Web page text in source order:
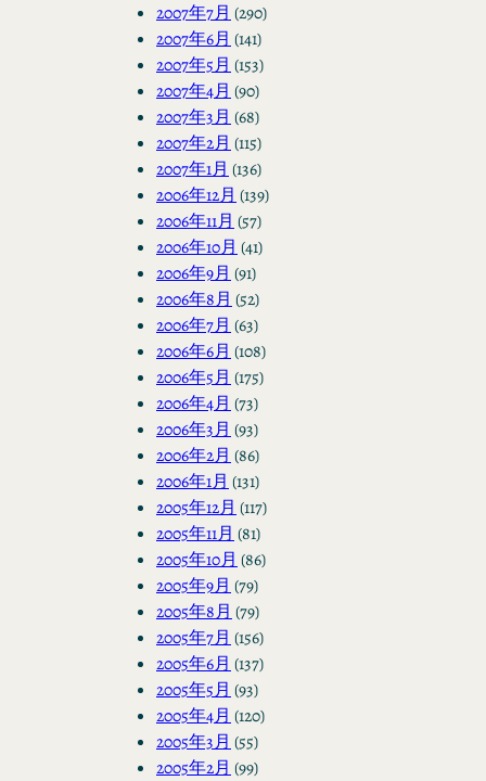
2007年7月 (290)
2007年6月 (141)
2007年5月 (153)
2007年4月 (90)
2007年3月 (68)
2007年2月 (115)
2007年1月 (136)
2006年12月 (139)
2006年11月 (57)
2006年10月 (41)
2006年9月 (91)
2006年8月 (52)
2006年7月 (63)
2006年6月 (108)
2006年5月 (175)
2006年4月 (73)
2006年3月 (93)
2006年2月 (86)
2006年1月 (131)
2005年12月 (117)
2005年11月 (81)
2005年10月 (86)
2005年9月 (79)
2005年8月 (79)
2005年7月 (156)
2005年6月 (137)
2005年5月 (93)
2005年4月 (120)
2005年3月 (55)
2005年2月 (99)